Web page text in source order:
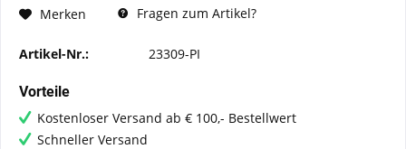
Merken Fragen zum Artikel?
Artikel-Nr.: 23309-PI
Vorteile
Kostenloser Versand ab € 100,- Bestellwert
Schneller Versand